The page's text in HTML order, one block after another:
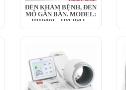
ĐÈN KHÁM BỆNH, ĐÈN
MỔ GẮN BÀN. MODEL:
JD1000L, JD1200J,...